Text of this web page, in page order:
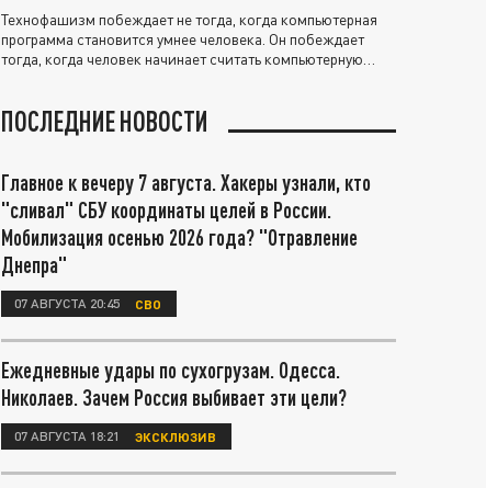
Технофашизм побеждает не тогда, когда компьютерная
программа становится умнее человека. Он побеждает
тогда, когда человек начинает считать компьютерную
ПОСЛЕДНИЕ НОВОСТИ
Главное к вечеру 7 августа. Хакеры узнали, кто
"сливал" СБУ координаты целей в России.
Мобилизация осенью 2026 года? "Отравление
Днепра"
07 АВГУСТА 20:45 СВО
Ежедневные удары по сухогрузам. Одесса.
Николаев. Зачем Россия выбивает эти цели?
07 АВГУСТА 18:21 ЭКСКЛЮЗИВ